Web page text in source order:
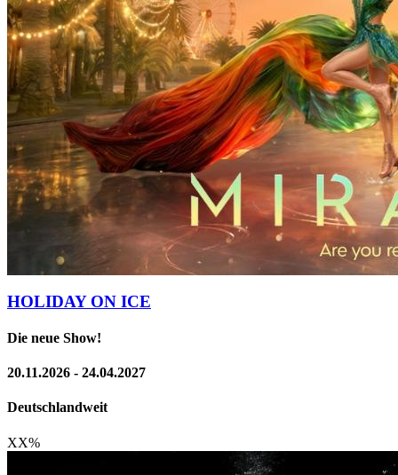
HOLIDAY ON ICE
Die neue Show!
20.11.2026 - 24.04.2027
Deutschlandweit
XX%